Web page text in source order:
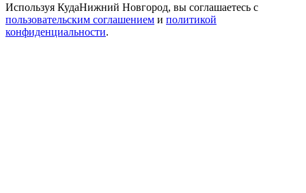
Используя КудаНижний Новгород, вы соглашаетесь с
пользовательским соглашением и политикой
конфиденциальности.